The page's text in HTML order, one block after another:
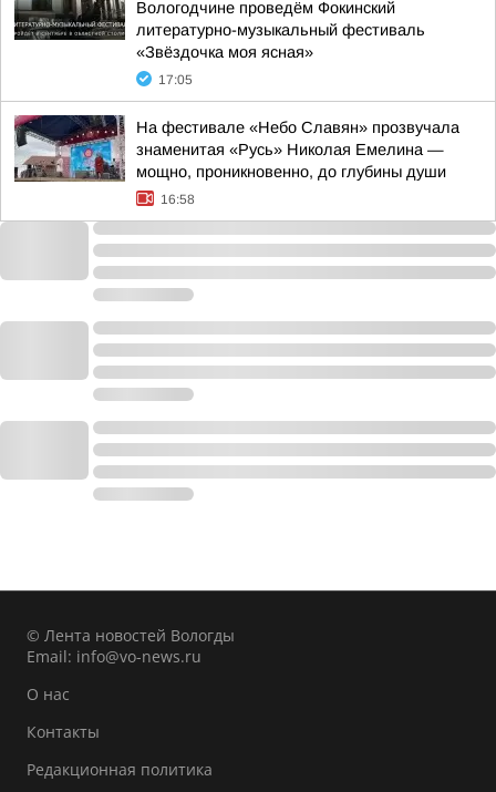
Вологодчине проведём Фокинский
литературно-музыкальный фестиваль
«Звёздочка моя ясная»
17:05
На фестивале «Небо Славян» прозвучала
знаменитая «Русь» Николая Емелина —
мощно, проникновенно, до глубины души
16:58
© Лента новостей Вологды
Email: info@vo-news.ru
О нас
Контакты
Редакционная политика